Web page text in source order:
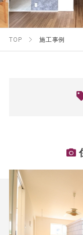
TOP 施工事例